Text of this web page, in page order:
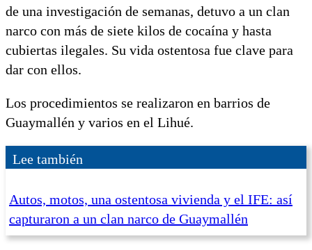
de una investigación de semanas, detuvo a un clan
narco con más de siete kilos de cocaína y hasta
cubiertas ilegales. Su vida ostentosa fue clave para
dar con ellos.
Los procedimientos se realizaron en barrios de
Guaymallén y varios en el Lihué.
Lee también
Autos, motos, una ostentosa vivienda y el IFE: así
capturaron a un clan narco de Guaymallén